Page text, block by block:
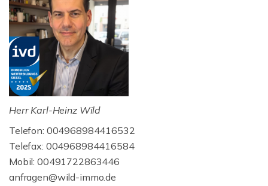
Herr Karl-Heinz Wild
Telefon: 004968984416532
Telefax: 004968984416584
Mobil: 00491722863446
anfragen@wild-immo.de